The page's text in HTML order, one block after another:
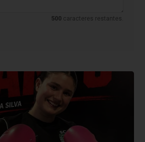
500 caracteres restantes.